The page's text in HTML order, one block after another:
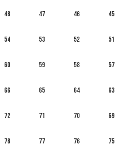
45
46
47
48
51
52
53
54
57
58
59
60
63
64
65
66
69
70
71
72
75
76
77
78